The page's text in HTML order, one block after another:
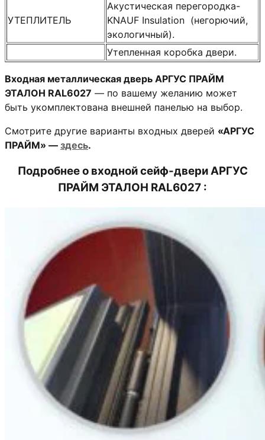
УТЕПЛИТЕЛЬ
Акустическая перегородка-
KNAUF Insulation (негорючий,
экологичный).
Утепленная коробка двери.
Входная металлическая дверь АРГУС ПРАЙМ
ЭТАЛОН RAL6027 — по вашему желанию может
быть укомплектована внешней панелью на выбор.
Смотрите другие варианты входных дверей «АРГУС
ПРАЙМ» — здесь.
Подробнее овходной сейф-двери АРГУС
ПРАЙМ ЭТАЛОН RAL6027 :